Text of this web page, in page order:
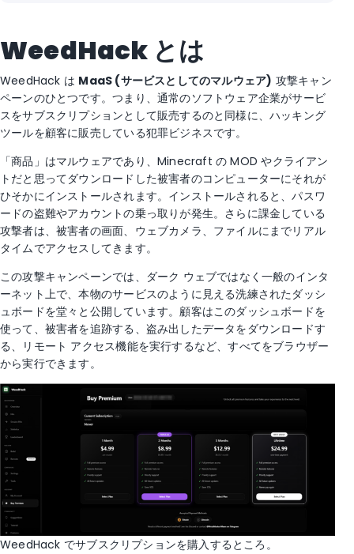
WeedHack とは
WeedHack は MaaS (サービスとしてのマルウェア) 攻撃キャン
ペーンのひとつです。つまり、通常のソフトウェア企業がサービ
スをサブスクリプションとして販売するのと同様に、ハッキング
ツールを顧客に販売している犯罪ビジネスです。
「商品」はマルウェアであり、Minecraft の MOD やクライアン
トだと思ってダウンロードした被害者のコンピューターにそれが
ひそかにインストールされます。インストールされると、パスワ
ードの盗難やアカウントの乗っ取りが発生。さらに課金している
攻撃者は、被害者の画面、ウェブカメラ、ファイルにまでリアル
タイムでアクセスしてきます。
この攻撃キャンペーンでは、ダーク ウェブではなく一般のインタ
ーネット上で、本物のサービスのように見える洗練されたダッシ
ュボードを堂々と公開しています。顧客はこのダッシュボードを
使って、被害者を追跡する、盗み出したデータをダウンロードす
る、リモート アクセス機能を実行するなど、すべてをブラウザー
から実行できます。
WeedHack でサブスクリプションを購入するところ。